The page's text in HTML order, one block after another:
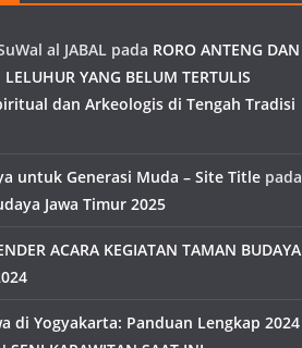
al JABAL pada RORO ANTENG DAN
LELUHUR YANG BELUM TERTULIS
dan Arkeologis di Tengah Tradisi
untuk Generasi Muda – Site Title pada
Jawa Timur 2025
ACARA KEGIATAN TAMAN BUDAYA
di Yogyakarta: Panduan Lengkap 2024